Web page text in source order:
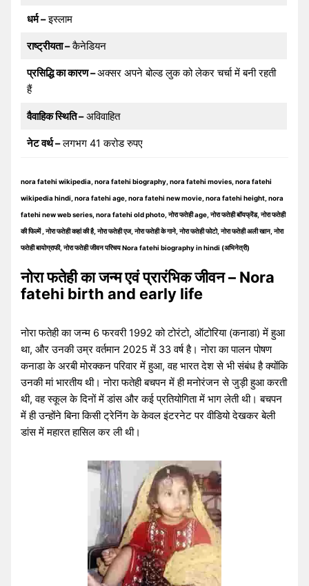
धर्म –इस्लाम
राष्ट्रीयता –कैनेडियन
प्रसिद्धि का कारण –अक्सर अपने बोल्ड लुक को लेकर चर्चा में बनी रहती
हैं
वैवाहिक स्थिति –अविवाहित
नेट वर्थ –लगभग 41 करोड रुपए
nora fatehi wikipedia, nora fatehi biography, nora fatehi movies, nora fatehi
wikipedia hindi, nora fatehi age, nora fatehi new movie, nora fatehi height, nora
fatehi new web series, nora fatehi old photo, नोरा फतेही age, नोरा फतेही बॉयफ्रेंड, नोरा फतेही
की फिल्में , नोरा फतेही कहां की है, नोरा फतेही एज, नोरा फतेही के गाने, नोरा फतेही फोटो, नोरा फतेही अली खान, नोरा
फतेही बायोग्राफी, नोरा फतेही जीवन परिचय Nora fatehi biography in hindi (अभिनेत्री)
नोरा फतेही का जन्म एवं प्रारंभिक जीवन – Nora
fatehi birth and early life
नोरा फतेही का जन्म 6 फरवरी 1992 को टोरंटो, ऑटोरिया (कनाडा) में हुआ
था, और उनकी उम्र वर्तमान 2025 में 33 वर्ष है। नोरा का पालन पोषण
कनाडा के अरबी मोरक्कन परिवार में हुआ, वह भारत देश से भी संबंध है क्योंकि
उनकी मां भारतीय थी। नोरा फतेही बचपन में ही मनोरंजन से जुड़ी हुआ करती
थी, वह स्कूल के दिनों में डांस और कई प्रतियोगिता में भाग लेती थी। बचपन
में ही उन्होंने बिना किसी ट्रेनिंग के केवल इंटरनेट पर वीडियो देखकर बेली
डांस में महारत हासिल कर ली थी।